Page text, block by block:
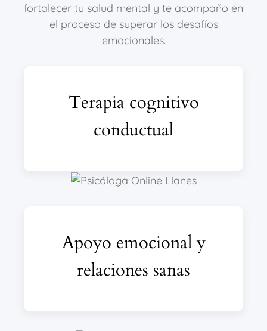
fortalecer tu salud mental y te acompaño en
el proceso de superar los desafíos
emocionales.
Terapia cognitivo
conductual
Apoyo emocional y
relaciones sanas